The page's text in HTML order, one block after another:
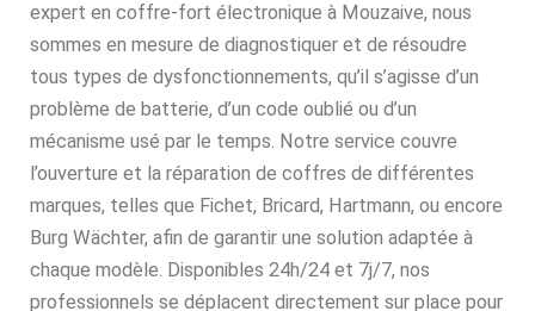
expert en coffre-fort électronique à Mouzaive, nous
sommes en mesure de diagnostiquer et de résoudre
tous types de dysfonctionnements, qu’il s’agisse d’un
problème de batterie, d’un code oublié ou d’un
mécanisme usé par le temps. Notre service couvre
l’ouverture et la réparation de coffres de différentes
marques, telles que Fichet, Bricard, Hartmann, ou encore
Burg Wächter, afin de garantir une solution adaptée à
chaque modèle. Disponibles 24h/24 et 7j/7, nos
professionnels se déplacent directement sur place pour